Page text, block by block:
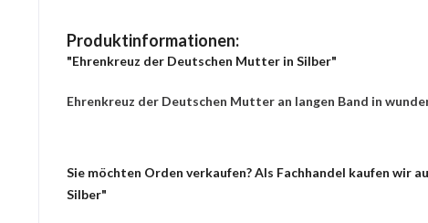
Produktinformationen:
"Ehrenkreuz der Deutschen Mutter in Silber"
Ehrenkreuz der Deutschen Mutter an langen Band in
Sie möchten Orden verkaufen? Als Fachhandel kaufen wir
Silber"